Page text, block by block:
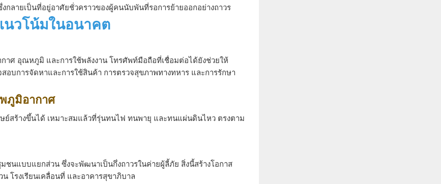
ลายเป็นที่อยู่อาศัยชั่วคราวของผู้คนนับพันที่รอการย้ายออกอย่างถาวร
นวโน้มในอนาคต
าศ อุณหภูมิ และการใช้พลังงาน โทรศัพท์มือถือที่เชื่อมต่อได้ยังช่วยให้
อบการจัดหาและการใช้สินค้า การตรวจสุขภาพทางทหาร และการรักษา
ภูมิอากาศ
สร้างขึ้นได้ เหมาะสมแล้วที่รุ่นทนไฟ ทนพายุ และทนแผ่นดินไหว ตรงตาม
นแบบแยกส่วน ซึ่งจะพัฒนาเป็นกึ่งถาวรในค่ายผู้ลี้ภัย สิ่งนี้สร้างโอกาส
โรงเรียนเคลื่อนที่ และอาคารสุขาภิบาล